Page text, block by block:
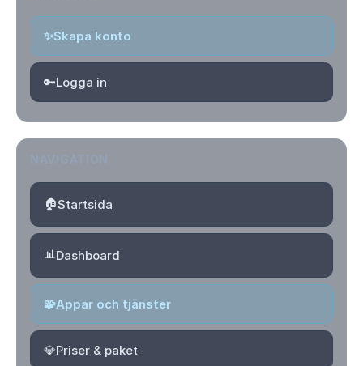
✨Skapa konto
🔑Logga in
🏠Startsida
📊Dashboard
🧩Appar och tjänster
💎Priser & paket